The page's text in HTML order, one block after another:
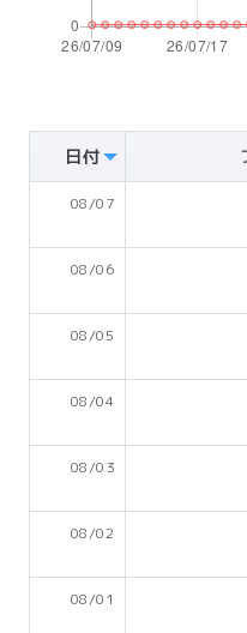
日付
08/07
08/06
08/05
08/04
08/03
08/02
08/01